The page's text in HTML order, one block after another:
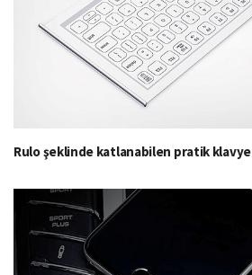
Rulo şeklinde katlanabilen pratik klavye